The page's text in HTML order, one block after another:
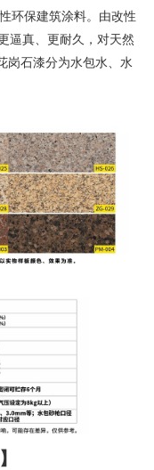
环保建筑涂料。由改性
逼真、更耐久，对天然
岗石漆分为水包水、水